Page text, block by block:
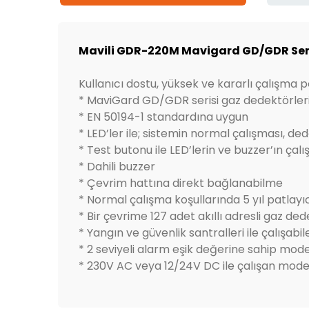
Mavili GDR-220M Mavigard GD/GDR
Kullanıcı dostu, yüksek ve kararlı
* MaviGard GD/GDR serisi gaz
* EN 50194-1 standardına uygun
* LED’ler ile; sistemin normal çalışması,
* Test butonu ile LED’lerin ve buzzer’ın
* Dahili buzzer
* Çevrim hattına direkt bağlanabilme
* Normal çalışma koşullarında 5 yıl
* Bir çevrime 127 adet akıllı adresli gaz
* Yangın ve güvenlik santralleri ile
* 2 seviyeli alarm eşik değerine sahip
* 230V AC veya 12/24V DC ile çalışan